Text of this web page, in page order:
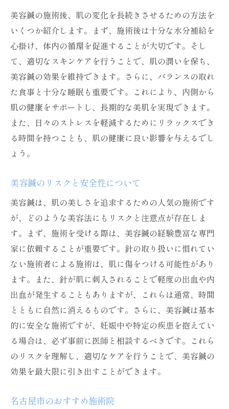
美容鍼の施術後、肌の変化を長続きさせるための方法を
いくつか紹介します。まず、施術後は十分な水分補給を
心掛け、体内の循環を促進することが大切です。そし
て、適切なスキンケアを行うことで、肌の潤いを保ち、
美容鍼の効果を維持できます。さらに、バランスの取れ
た食事と十分な睡眠も重要です。これにより、内側から
肌の健康をサポートし、長期的な美肌を実現できます。
また、日々のストレスを軽減するためにリラックスでき
る時間を持つことも、肌の健康に良い影響を与えるでし
ょう。
美容鍼のリスクと安全性について
美容鍼は、肌の美しさを追求するための人気の施術です
が、どのような美容法にもリスクと注意点が存在しま
す。まず、施術を受ける際は、美容鍼の経験豊富な専門
家に依頼することが重要です。針の取り扱いに慣れてい
ない施術者による施術は、肌に傷をつける可能性があり
ます。また、針が肌に刺入されることで軽度の出血や内
出血が発生することもありますが、これらは通常、時間
とともに自然に消えるものです。さらに、美容鍼は基本
的に安全な施術ですが、妊娠中や特定の疾患を抱えてい
る場合は、必ず事前に医師と相談するべきです。これら
のリスクを理解し、適切なケアを行うことで、美容鍼の
効果を最大限に引き出すことができます。
名古屋市のおすすめ施術院